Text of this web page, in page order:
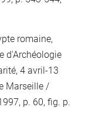
romaine,
d'Archéologie
4 avril-13
Marseille /
p. 60, fig. p.